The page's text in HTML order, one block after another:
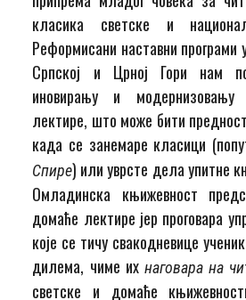
класика светске и
Реформисани наставни програми
Српској и Црној Гори нам
иновирању и модернизовању
лектире, што може бити
када се занемаре класици
Спире) или уврсте дела упитне
Омладинска књижевност
домаће лектире јер проговара
које се тичу свакодневице
дилема, чиме их наговара на
светске и домаће